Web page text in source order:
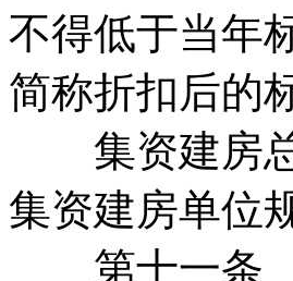
不得低于当年
简称折扣后的
集资建房总
集资建房单位
第十一条